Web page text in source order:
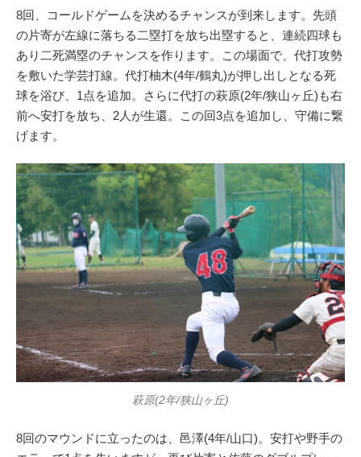
8回、コールドゲームを決めるチャンスが到来します。先頭
の片寄が左線に落ちる二塁打を放ち出塁すると、連続四球も
あり二死満塁のチャンスを作ります。この場面で、代打攻勢
を敷いた学芸打線。代打柚木(4年/鶴丸)が押し出しとなる死
球を浴び、1点を追加。さらに代打の萩原(2年/狭山ヶ丘)も右
前へ安打を放ち、2人が生還。この回3点を追加し、守備に繋
げます。
萩原(2年/狭山ヶ丘)
8回のマウンドに立ったのは、邑澤(4年/山口)。安打や野手の